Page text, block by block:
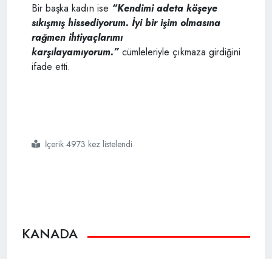
Bir başka kadın ise “Kendimi adeta köşeye
sıkışmış hissediyorum. İyi bir işim olmasına
rağmen ihtiyaçlarımı
karşılayamıyorum.” cümleleriyle çıkmaza girdiğini
ifade etti.
#kanadadaki
#hayat
#pahalılığının
#gerçek
#yüzüİçerik 4973 kez listelendi
KANADA